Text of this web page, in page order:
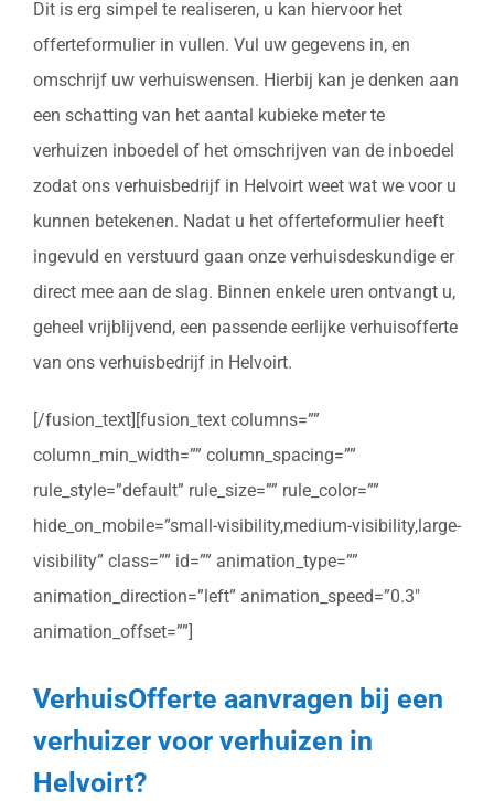
Dit is erg simpel te realiseren, u kan hiervoor het
offerteformulier in vullen. Vul uw gegevens in, en
omschrijf uw verhuiswensen. Hierbij kan je denken aan
een schatting van het aantal kubieke meter te
verhuizen inboedel of het omschrijven van de inboedel
zodat ons verhuisbedrijf in Helvoirt weet wat we voor u
kunnen betekenen. Nadat u het offerteformulier heeft
ingevuld en verstuurd gaan onze verhuisdeskundige er
direct mee aan de slag. Binnen enkele uren ontvangt u,
geheel vrijblijvend, een passende eerlijke verhuisofferte
van ons verhuisbedrijf in Helvoirt.
[/fusion_text][fusion_text columns=””
column_min_width=”” column_spacing=””
rule_style=”default” rule_size=”” rule_color=””
hide_on_mobile=”small-visibility,medium-visibility,large-
visibility” class=”” id=”” animation_type=””
animation_direction=”left” animation_speed=”0.3″
animation_offset=””]
VerhuisOfferte aanvragen bij een
verhuizer voor verhuizen in
Helvoirt?